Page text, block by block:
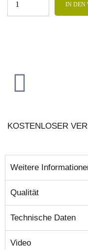
IN DEN
KOSTENLOSER
Weitere
Qualität
Technische Daten
Video